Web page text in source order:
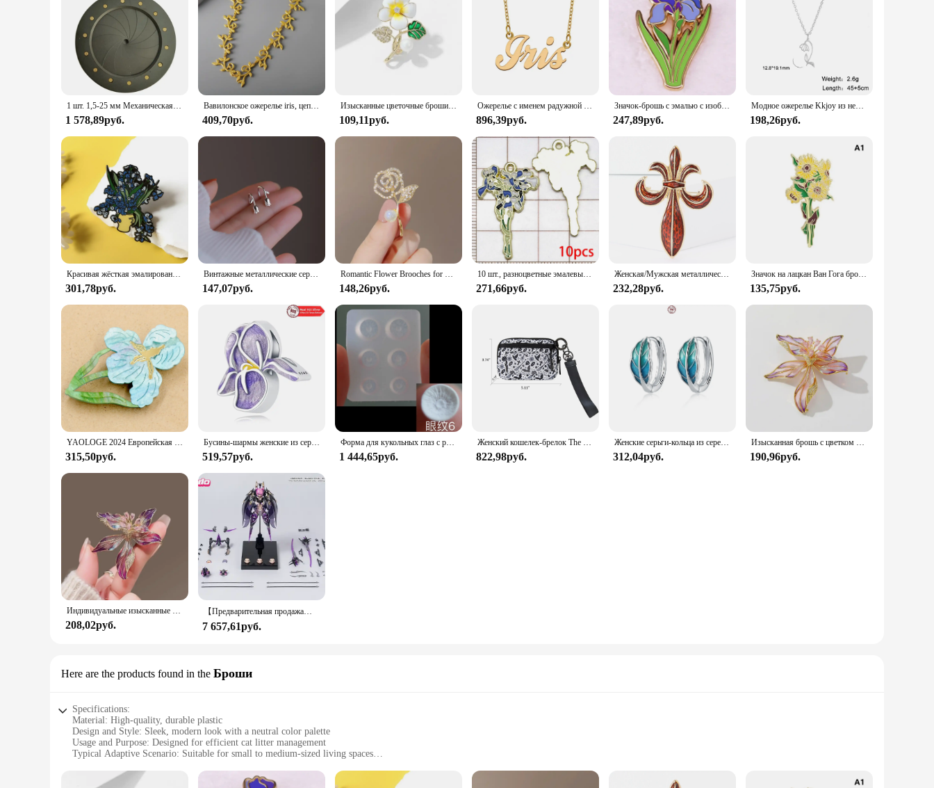
Features:
**Optimized Litter Management**
The IRIS USA Cat Litter Tray is a testament to practicality and convenience for cat owners. Designed with a focus on functionality, this litter tray set is an essential addition to any household with a
feline companion. The sleek, ergonomic design not only looks stylish but also ensures that the litter tray fits seamlessly into any home decor. Its robust plastic construction guarantees durability,
making it a reliable choice for daily use.
**Effortless Maintenance**
Cleaning up after your cat has never been easier with the IRIS USA Cat Litter Tray. The litter trays are engineered to be easy to clean, which means less time spent on maintenance and more time
enjoying your pet's company. The trays are also odor-resistant, keeping your home smelling fresh and clean. Whether you're looking for a single tray or a set, the IRIS USA Cat Litter Tray is available
for wholesale and vendor purchases, ensuring that you can stock up on this essential cat accessory at a competitive price.
**Versatile and Adaptable**
The IRIS USA Cat Litter Tray is not just a litter tray; it's a versatile solution for all your cat's litter needs. The set includes multiple trays, allowing you to have a fresh one ready at all times. This
means less time waiting for a clean tray and more time for your cat to enjoy their litter. The trays are designed to be lightweight, making them easy to move around and adaptable to different spaces in
your home. Whether you're looking for a set for your home or for resale, the IRIS USA Cat Litter Tray is the perfect choice for cat lovers and vendors alike.
1 шт. 1,5-25 мм Механическая оптическая Радужная Регулируемая фотодиафрагма микроскоп камера конденсаторные лазерные детали
1 578,89руб.
Вавилонское ожерелье iris, цепочка с листьями и ключицами, модный подарок, аксессуары для девочек, подарок на день рождения, ювелирные аксессуары
409,70руб.
Изысканные цветочные броши для женщин и мужчин, модная роза, пион, лилия, ирис, булавка с растением, офисная вечеринка, повседневный аксессуар, ювелирное изделие, подарок 2024
109,11руб.
Ожерелье с именем радужной оболочки для женщин, ювелирные изделия из нержавеющей стали с золотым покрытием, женское колье для матерей, подарок для девушки
896,39руб.
Значок-брошь с эмалью с изображением синего цветка радужной оболочки
247,89руб.
Модное ожерелье Kkjoy из нержавеющей стали с розовой радужкой, женское ожерелье с цветком месяца, ювелирные изделия для подружки невесты, подарки на день рождения
198,26руб.
Красивая жёсткая эмалированная булавка радужной расцветки, металлический значок, Цветочная Брошь для ювелирных изделий, аксессуар, подарки для нее, ему, оптовая продажа
301,78руб.
Винтажные металлические серьги-крючки с цветком ириса для женщин, элегантные серебряные серьги с лепестками, темпераментные серьги, свадебные украшения, подарки
147,07руб.
Romantic Flower Brooches for Women Men Fashion Rose Peony Lily Iris Plant Pin Office Party Casual Accessory Jewelry Gift 2024
148,26руб.
10 шт., разноцветные эмалевые Подвески в виде растений
271,66руб.
Женская/Мужская металлическая брошь в стиле ретро
232,28руб.
Значок на лацкан Ван Гога брошь в виде подсолнуха радужной оболочки цветок шляпы металлические эмалированные Значки для одежды значки для рюкзака Подарки для женщин
135,75руб.
YAOLOGE 2024 Европейская и американская мода, новая брошь в виде Радужки, милые акриловые ювелирные изделия, брошь ручной работы с летними цветами
315,50руб.
Бусины-шармы женские из серебра 100% пробы с фиолетовыми цветами радужной оболочки
519,57руб.
Форма для кукольных глаз с радужной оболочкой 5/6/7 мм, «сделай сам», аксессуары для кукол ручной работы, узоры с радужной оболочкой, пластиковые формы, форма с радужной оболочкой для кукольных глаз
1 444,65руб.
Женский кошелек-брелок The Iris Wallet на молнии, водонепроницаемый нейлоновый кошелек для карт, чехол для карт на молнии с прозрачным окошком для удостоверения личности
822,98руб.
Женские серьги-кольца из серебра 925 пробы, с растениями
312,04руб.
Изысканная брошь с цветком ириса для мужчин и женщин, романтические булавки с цветами и растениями, броши, ювелирные изделия, модные аксессуары, подарки для вечеринок 2024
190,96руб.
Индивидуальные изысканные броши во французском стиле с цветком ириса для женщин, одежда, пальто, ювелирные аксессуары
208,02руб.
【Предварительная продажа】Earnestcore Craft Robot Build Rosado ECRS-02 Starflower Black Iris 1/10 Фигурка модели
7 657,61руб.
Here are the products found in the Броши
Specifications:
Material: High-quality, durable plastic
Design and Style: Sleek, modern look with a neutral color palette
Usage and Purpose: Designed for efficient cat litter management
Typical Adaptive Scenario: Suitable for small to medium-sized living spaces
Performance and Property: Resistant to wear and tear, easy to clean